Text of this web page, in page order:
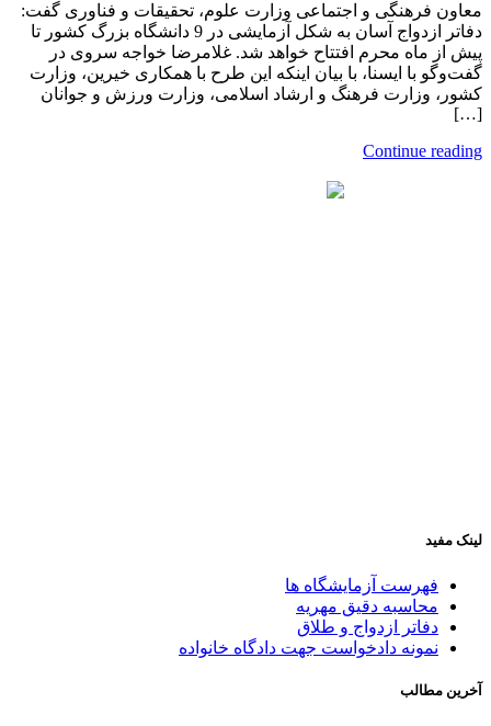
معاون فرهنگی و اجتماعی وزارت علوم، تحقیقات و فناوری گفت:
دفاتر ازدواج آسان به شکل آزمایشی در 9 دانشگاه بزرگ کشور تا
پیش از ماه محرم افتتاح خواهد شد. غلامرضا خواجه سروی در
گفت‌وگو با ایسنا، با بیان اینکه این طرح با همکاری خیرین، وزارت
کشور، وزارت فرهنگ و ارشاد اسلامی، وزارت ورزش و جوانان
[…]
Continue reading
لینک مفید
فهرست آزمایشگاه ها
محاسبه دقیق مهریه
دفاتر ازدواج و طلاق
نمونه دادخواست جهت دادگاه خانواده
آخرین مطالب